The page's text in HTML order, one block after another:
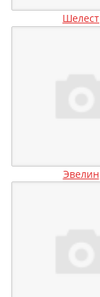
Шелест
Эвелин